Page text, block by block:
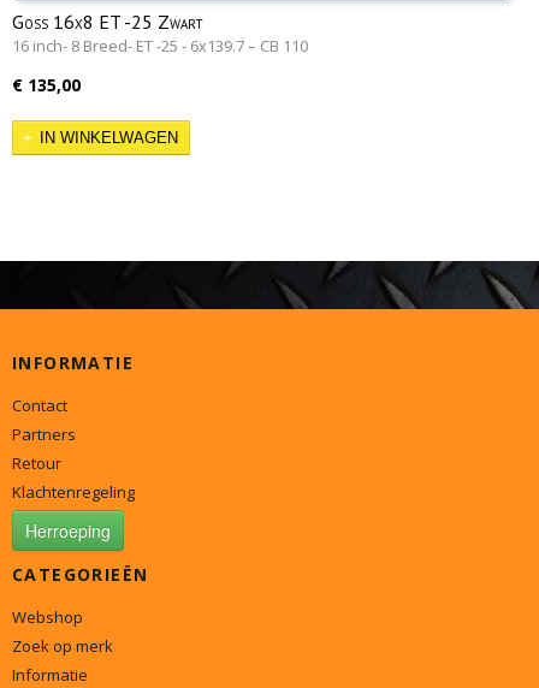
Goss 16x8 ET -25 Zwart
16 inch- 8 Breed- ET -25 - 6x139.7 – CB 110
€ 135,00
IN WINKELWAGEN
INFORMATIE
Contact
Partners
Retour
Klachtenregeling
Herroeping
CATEGORIEËN
Webshop
Zoek op merk
Informatie